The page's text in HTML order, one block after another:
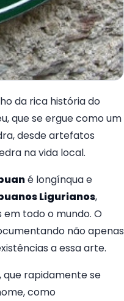
da rica história do
que se ergue como um
desde artefatos
na vida local.
é longínqua e
Ligurianos,
todo o mundo. O
não apenas
a essa arte.
rapidamente se
como